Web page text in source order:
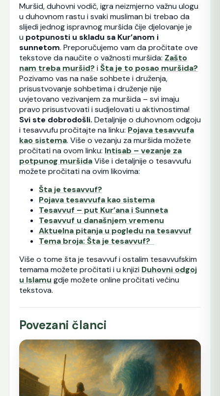
Muršid, duhovni vodič, igra neizmjerno važnu ulogu
u duhovnom rastu i svaki musliman bi trebao da
slijedi jednog ispravnog muršida čije djelovanje je
u potpunosti u skladu sa Kur’anom i
sunnetom. Preporučujemo vam da pročitate ove
tekstove da naučite o važnosti muršida: Zašto
nam treba muršid? i Šta je to posao muršida?
Pozivamo vas na naše sohbete i druženja,
prisustvovanje sohbetima i druženje nije
uvjetovano vezivanjem za muršida – svi imaju
pravo prisustvovati i sudjelovati u aktivnostima!
Svi ste dobrodošli. Detaljnije o duhovnom odgoju
i tesavvufu pročitajte na linku: Pojava tesavvufa
kao sistema. Više o vezanju za muršida možete
pročitati na ovom linku: Intisab – vezanje za
potpunog muršidaViše i detaljnije o tesavvufu
možete pročitati na ovim likovima:
Šta je tesavvuf?
Pojava tesavvufa kao sistema
Tesavvuf – put Kur’ana i Sunneta
Tesavvuf u današnjem vremenu
Aktuelna pitanja u pogledu na tesavvuf
Tema broja: Šta je tesavvuf?
Više o tome šta je tesavvuf i ostalim tesavvufskim
temama možete pročitati i u knjizi Duhovni odgoj
u Islamu gdje možete online pročitati većinu
tekstova.
Povezani članci